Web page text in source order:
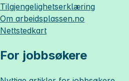
Tilgjengelighetserklæring
Om arbeidsplassen.no
Nettstedkart
For jobbsøkere